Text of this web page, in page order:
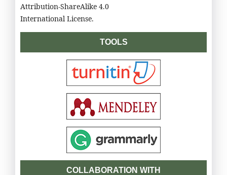
Attribution-ShareAlike 4.0
International License.
TOOLS
COLLABORATION WITH